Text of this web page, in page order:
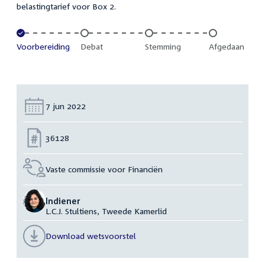
belastingtarief voor Box 2.
Voltooid:
Voorbereiding Onvoltooid:
Debat Onvoltooid:
Stemming Onvoltooid:
Afgedaan
Datum:
7 jun 2022
Nummer:
36128
Vaste commissie voor Financiën
Indiener
L.C.J. Stultiens, Tweede Kamerlid
Download wetsvoorstel